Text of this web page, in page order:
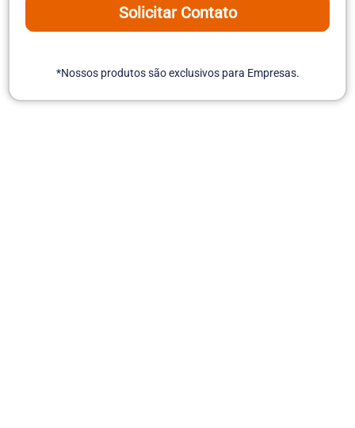
Solicitar Contato
*Nossos produtos são exclusivos para Empresas.